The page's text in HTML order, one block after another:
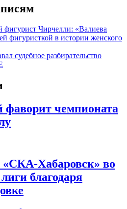
фигурист Чирчелли: «Валиева
фигуристкой в истории женского
судебное разбирательство
фаворит чемпионата
«СКА-Хабаровск» во
благодаря